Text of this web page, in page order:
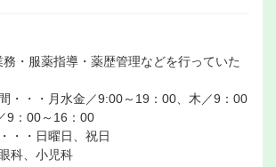
・服薬指導・薬歴管理などを行っていた
・・・月水金／9:00～19：00、木／9：00
9：00～16：00
・・日曜日、祝日
科、小児科